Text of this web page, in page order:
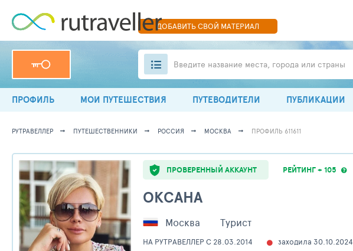
ДОБАВИТЬСВОЙ МАТЕРИАЛ
Введите название места, города или страны
ПРОФИЛЬ МОИ ПУТЕШЕСТВИЯ ПУТЕВОДИТЕЛИ ПУБЛИКАЦИИ
РУТРАВЕЛЛЕР ПУТЕШЕСТВЕННИКИ РОССИЯ МОСКВА ПРОФИЛЬ 611611
ПРОВЕРЕННЫЙ АККАУНТ РЕЙТИНГ + 105
ОКСАНА
Москва Турист
НА РУТРАВЕЛЛЕР C 28.03.2014 заходила 30.10.2024